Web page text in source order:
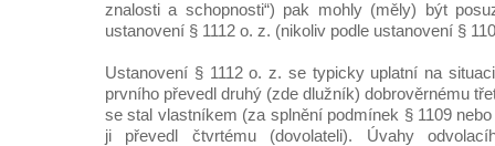
znalosti a schopnosti“) pak mohly (měly) být
ustanovení § 1112 o. z. (nikoliv podle ustanovení §
Ustanovení § 1112 o. z. se typicky uplatní na
prvního převedl druhý (zde dlužník) dobrověrnému
se stal vlastníkem (za splnění podmínek § 1109
ji převedl čtvrtému (dovolateli). Úvahy